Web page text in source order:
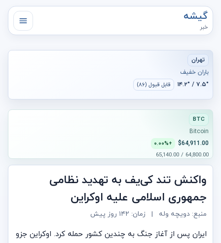
گیشه
خبر
تهران
باران خفیف
۷.۵° / ۱۴.۲° قابل قبول (۸۶)
BTC
Bitcoin
$64,911.00
+۰.۰۰%
64,800.00 / 65,140.00
واکنش تند کی‌یف به تهدید نظامی
جمهوری اسلامی علیه اوکراین
منبع: دویچه وله | زمان: ۱۴۲ روز پیش
ایران پس از آغاز جنگ به چندین کشور حمله کرد. اوکراین جزو